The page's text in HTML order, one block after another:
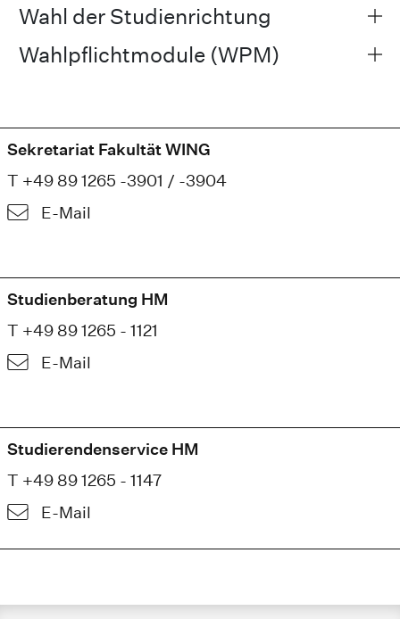
Wahl der Studienrichtung
Wahlpflichtmodule (WPM)
Sekretariat Fakultät WING
T +49 89 1265 -3901 / -3904
E-Mail
Studienberatung HM
T +49 89 1265 - 1121
E-Mail
Studierendenservice HM
T +49 89 1265 - 1147
E-Mail